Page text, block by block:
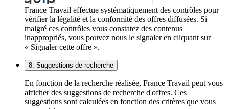
France Travail effectue systématiquement des contrôles pour
vérifier la légalité et la conformité des offres diffusées. Si
malgré ces contrôles vous constatez des contenus
inappropriés, vous pouvez nous le signaler en cliquant sur
« Signaler cette offre ».
8. Suggestions de recherche
En fonction de la recherche réalisée, France Travail peut vous
afficher des suggestions de recherche d'offres. Ces
suggestions sont calculées en fonction des critères que vous